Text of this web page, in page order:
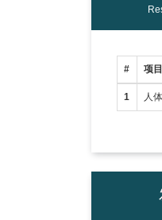
# 项
1 人